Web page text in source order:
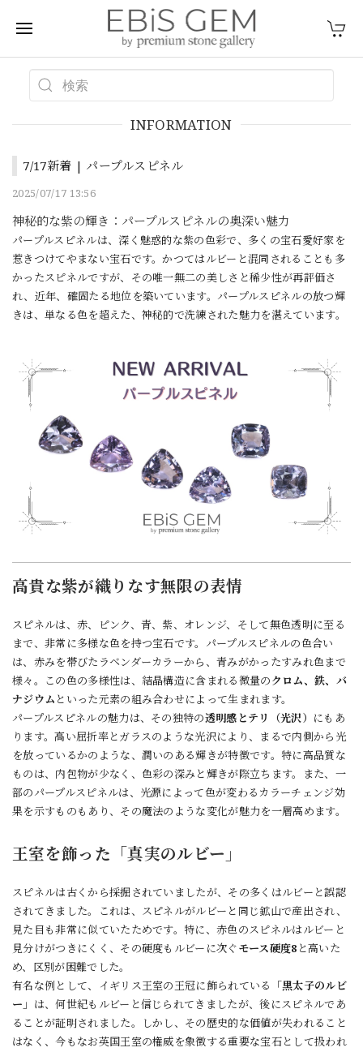
INFORMATION
7/17新着 | パープルスピネル
2025/07/17 13:56
神秘的な紫の輝き：パープルスピネルの奥深い魅力
パープルスピネルは、深く魅惑的な紫の色彩で、多くの宝石愛好家を
惹きつけてやまない宝石です。かつてはルビーと混同されることも多
かったスピネルですが、その唯一無二の美しさと稀少性が再評価さ
れ、近年、確固たる地位を築いています。パープルスピネルの放つ輝
きは、単なる色を超えた、神秘的で洗練された魅力を湛えています。
高貴な紫が織りなす無限の表情
スピネルは、赤、ピンク、青、紫、オレンジ、そして無色透明に至る
まで、非常に多様な色を持つ宝石です。パープルスピネルの色合い
は、赤みを帯びたラベンダーカラーから、青みがかったすみれ色まで
様々。この色の多様性は、結晶構造に含まれる微量のクロム、鉄、バ
ナジウム といった元素の組み合わせによって生まれます。
パープルスピネルの魅力は、その独特の透明感とテリ（光沢） にもあ
ります。高い屈折率とガラスのような光沢により、まるで内側から光
を放っているかのような、潤いのある輝きが特徴です。特に高品質な
ものは、内包物が少なく、色彩の深みと輝きが際立ちます。また、一
部のパープルスピネルは、光源によって色が変わるカラーチェンジ効
果を示すものもあり、その魔法のような変化が魅力を一層高めます。
王室を飾った「真実のルビー」
スピネルは古くから採掘されていましたが、その多くはルビーと誤認
されてきました。これは、スピネルがルビーと同じ鉱山で産出され、
見た目も非常に似ていたためです。特に、赤色のスピネルはルビーと
見分けがつきにくく、その硬度もルビーに次ぐモース硬度8 と高いた
め、区別が困難でした。
有名な例として、イギリス王室の王冠に飾られている「黒太子のルビ
ー 」は、何世紀もルビーと信じられてきましたが、後にスピネルであ
ることが証明されました。しかし、その歴史的な価値が失われること
はなく、今もなお英国王室の権威を象徴する重要な宝石として扱われ